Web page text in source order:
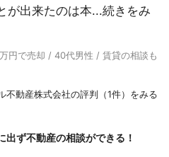
が出来たのは本...続きをみ
円で売却 / 40代男性 / 賃貸の相談も
不動産株式会社の評判（1件）をみる
出ず不動産の相談ができる！